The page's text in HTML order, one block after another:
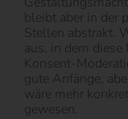
bleibt aber in der
Stellen abstrakt.
aus, in dem
Konsent-
gute Anfänge,
wäre mehr
gewesen.